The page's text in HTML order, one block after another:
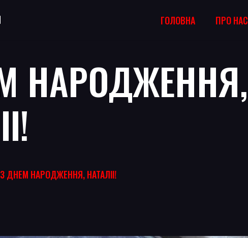
ГОЛОВНА ПРО НАС
НАРОДЖЕННЯ,
З ДНЕМ НАРОДЖЕННЯ, НАТАЛІІ!